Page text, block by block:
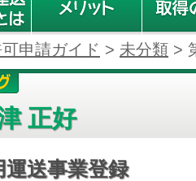
申請ガイド > 未分類 >
正好
送事業登録